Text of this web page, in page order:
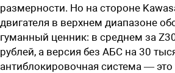
размерности. Но на стороне
двигателя в верхнем диапазоне
гуманный ценник: в среднем за
рублей, а версия без АБС на 30
антиблокировочная система — это